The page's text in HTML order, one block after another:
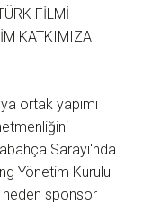
FİLMİ
KATKIMIZA
ortak yapımı
Sarayı'nda
Yönetim Kurulu
neden sponsor